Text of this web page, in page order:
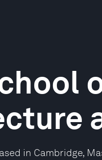
in Cambridge,